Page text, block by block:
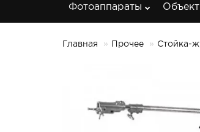
Фотоаппараты
Главная Прочее Стойка-